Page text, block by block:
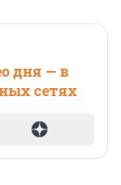
дня — в
сетях